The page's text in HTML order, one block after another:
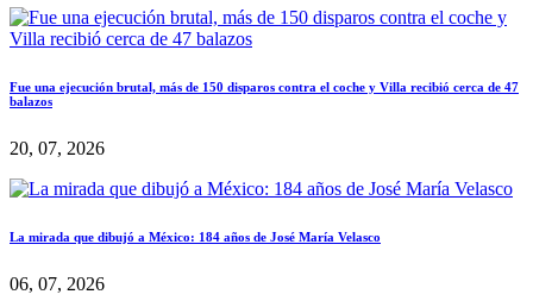
Fue una ejecución brutal, más de 150 disparos contra el coche y Villa recibió cerca de 47
balazos
20, 07, 2026
La mirada que dibujó a México: 184 años de José María Velasco
06, 07, 2026